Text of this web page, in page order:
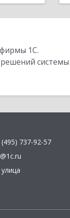
1С.
(495) 737-92-57
улица